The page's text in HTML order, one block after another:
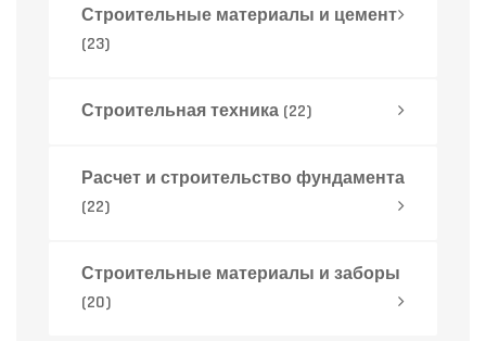
Строительные материалы и цемент
(23)
Строительная техника (22)
Расчет и строительство фундамента
(22)
Строительные материалы и заборы
(20)